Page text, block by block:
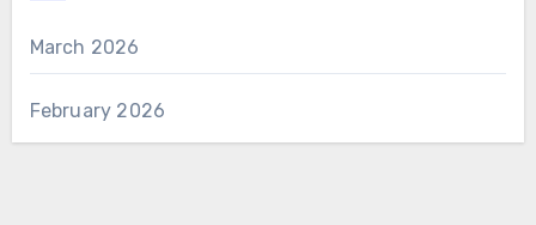
March 2026
February 2026